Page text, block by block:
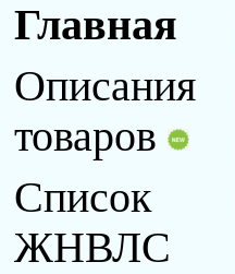
Главная
Описания
товаров
Список
ЖНВЛС